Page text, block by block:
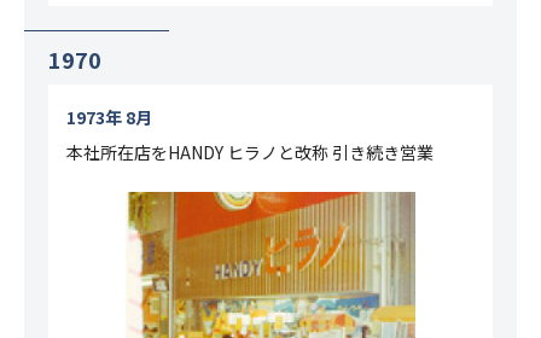
1970
1973年 8月
本社所在店をHANDY ヒラノと改称 引き続き営業